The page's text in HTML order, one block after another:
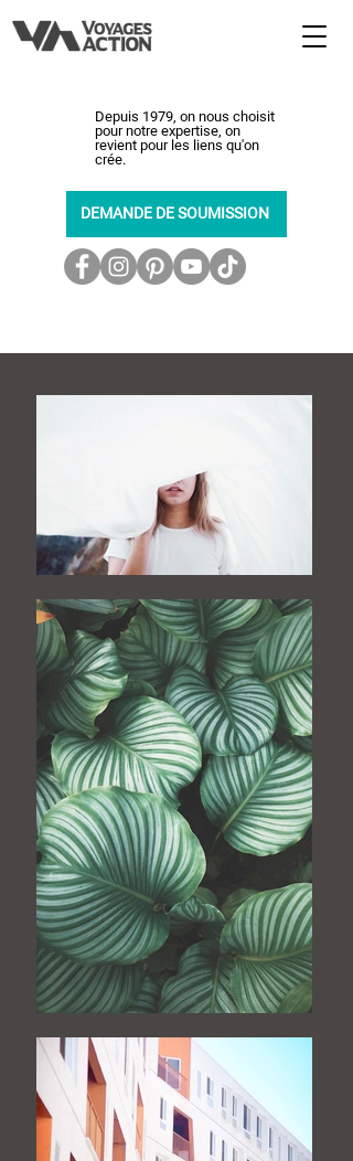
Depuis 1979, on nous choisit
pour notre expertise, on
revient pour les liens qu'on
crée.
DEMANDE DE SOUMISSION